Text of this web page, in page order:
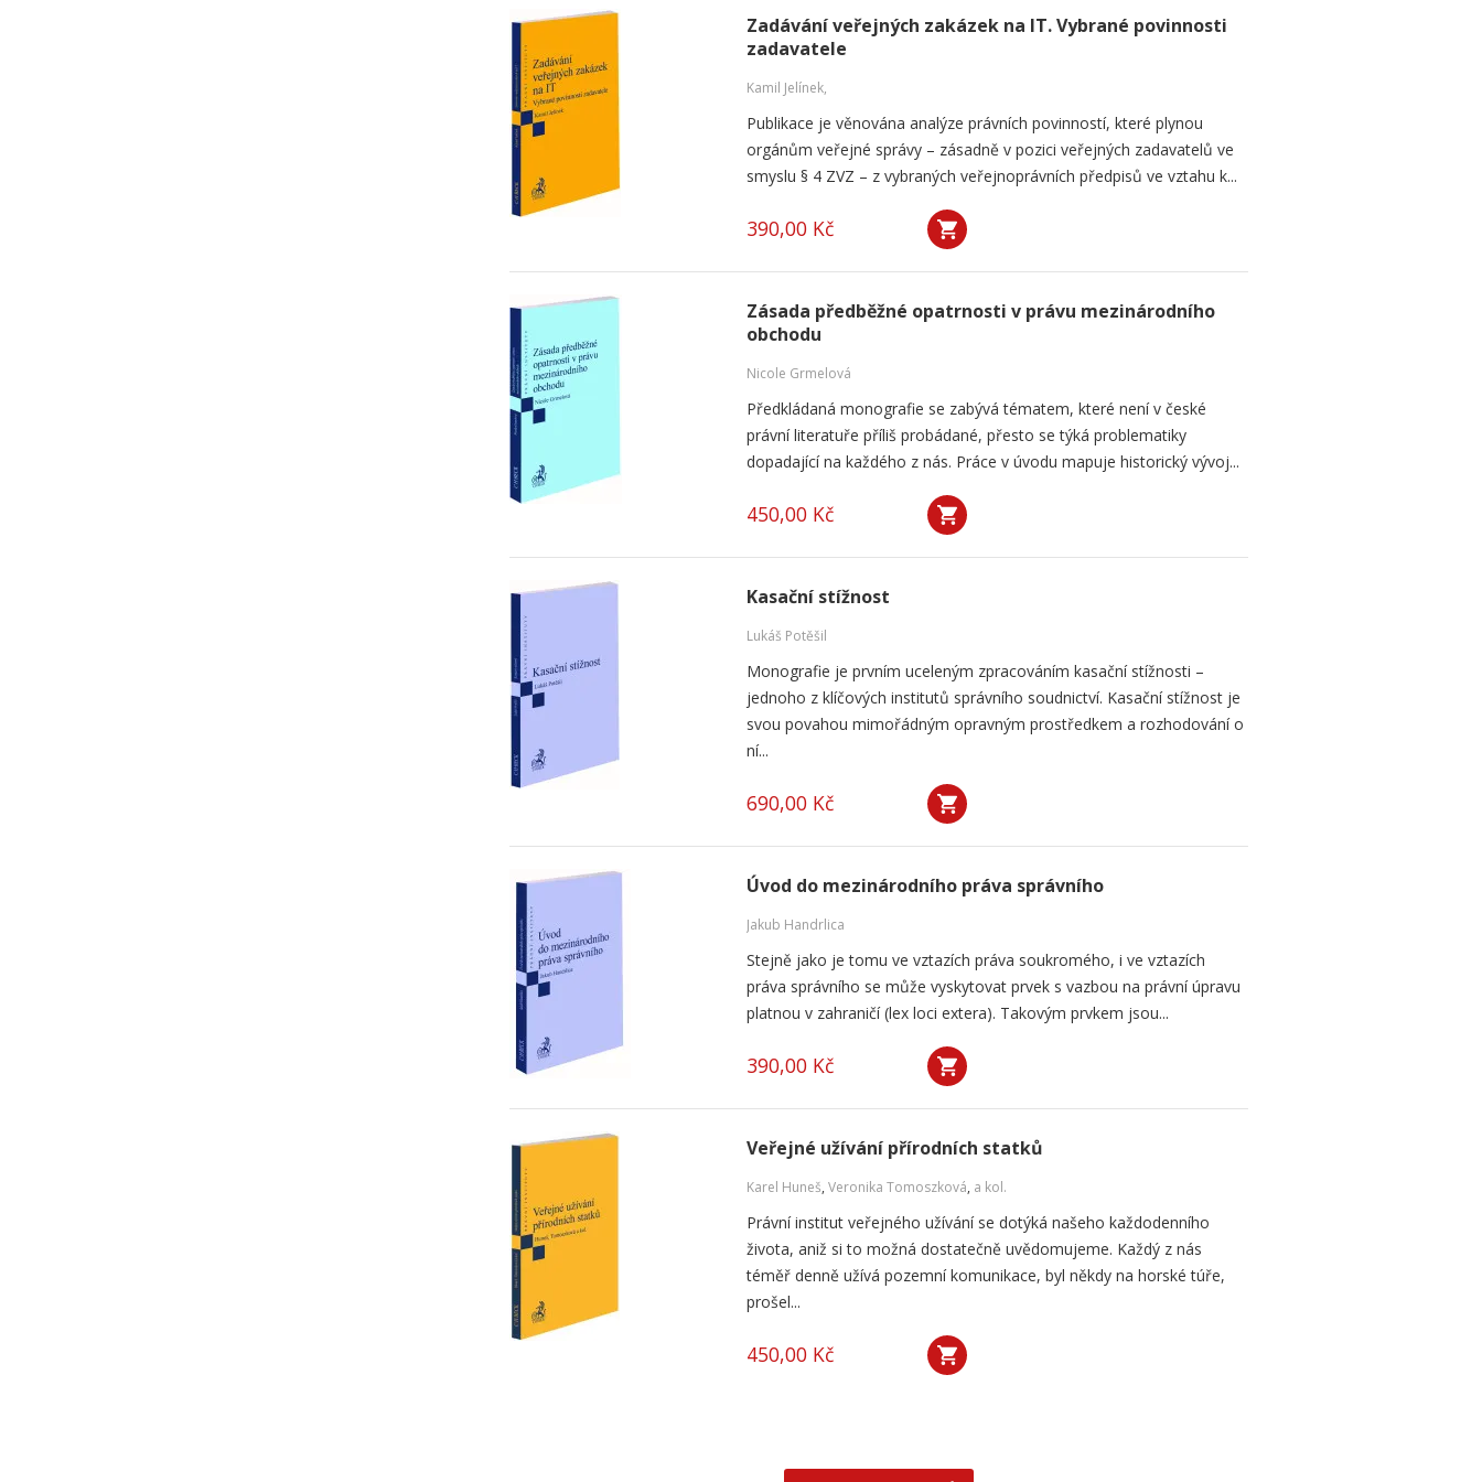
Zadávání veřejných zakázek na IT. Vybrané povinnosti
zadavatele
Kamil Jelínek,
Publikace je věnována analýze právních povinností, které plynou
orgánům veřejné správy – zásadně v pozici veřejných zadavatelů ve
smyslu § 4 ZVZ – z vybraných veřejnoprávních předpisů ve vztahu k...
390,00 Kč
Zásada předběžné opatrnosti v právu mezinárodního
obchodu
Nicole Grmelová
Předkládaná monografie se zabývá tématem, které není v české
právní literatuře příliš probádané, přesto se týká problematiky
dopadající na každého z nás. Práce v úvodu mapuje historický vývoj...
450,00 Kč
Kasační stížnost
Lukáš Potěšil
Monografie je prvním uceleným zpracováním kasační stížnosti –
jednoho z klíčových institutů správního soudnictví. Kasační stížnost je
svou povahou mimořádným opravným prostředkem a rozhodování o
ní...
690,00 Kč
Úvod do mezinárodního práva správního
Jakub Handrlica
Stejně jako je tomu ve vztazích práva soukromého, i ve vztazích
práva správního se může vyskytovat prvek s vazbou na právní úpravu
platnou v zahraničí (lex loci extera). Takovým prvkem jsou...
390,00 Kč
Veřejné užívání přírodních statků
Karel Huneš, Veronika Tomoszková, a kol.
Právní institut veřejného užívání se dotýká našeho každodenního
života, aniž si to možná dostatečně uvědomujeme. Každý z nás
téměř denně užívá pozemní komunikace, byl někdy na horské túře,
prošel...
450,00 Kč